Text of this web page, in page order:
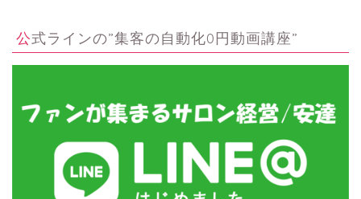
公式ラインの”集客の自動化0円動画講座”